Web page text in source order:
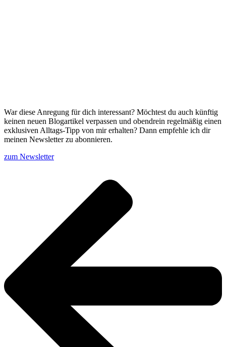
War diese Anregung für dich interessant? Möchtest du auch künftig
keinen neuen Blogartikel verpassen und obendrein regelmäßig einen
exklusiven Alltags-Tipp von mir erhalten? Dann empfehle ich dir
meinen Newsletter zu abonnieren.
zum Newsletter